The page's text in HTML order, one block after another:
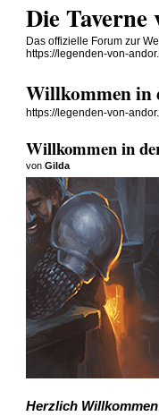
Die
Das offizielle Forum zur
https://legenden-von-
Willkommen in
https://legenden-von-
Willkommen in
vonGilda
Herzlich